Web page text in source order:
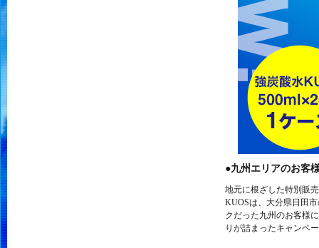
●九州エリアのお客
地元に根ざした特別販
KUOSは、大分県日田
クだった九州のお客様
りが詰まったキャンペ